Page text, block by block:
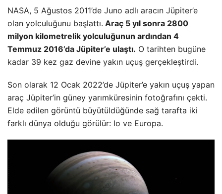
NASA, 5 Ağustos 2011’de Juno adlı aracın Jüpiter’e
olan yolculuğunu başlattı. Araç 5 yıl sonra 2800
milyon kilometrelik yolculuğunun ardından 4
Temmuz 2016’da Jüpiter’e ulaştı. O tarihten bugüne
kadar 39 kez gaz devine yakın uçuş gerçekleştirdi.
Son olarak 12 Ocak 2022’de Jüpiter’e yakın uçuş yapan
araç Jüpiter’in güney yarımküresinin fotoğrafını çekti.
Elde edilen görüntü büyütüldüğünde sağ tarafta iki
farklı dünya olduğu görülür: Io ve Europa.